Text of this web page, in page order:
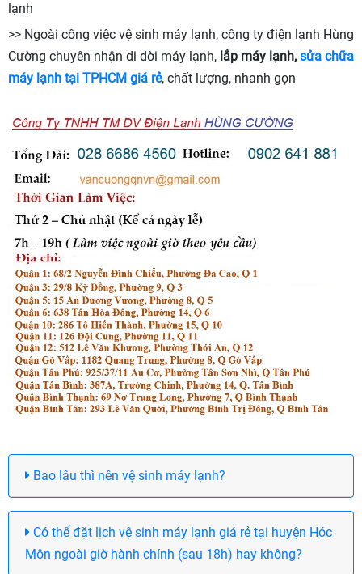
lạnh
>> Ngoài công việc vệ sinh máy lạnh, công ty điện lạnh Hùng
Cường chuyên nhận di dời máy lạnh, lắp máy lạnh, sửa chữa
máy lạnh tại TPHCM giá rẻ, chất lượng, nhanh gọn
Bao lâu thì nên vệ sinh máy lạnh?
Có thể đặt lịch vệ sinh máy lạnh giá rẻ tại huyện Hóc
Môn ngoài giờ hành chính (sau 18h) hay không?